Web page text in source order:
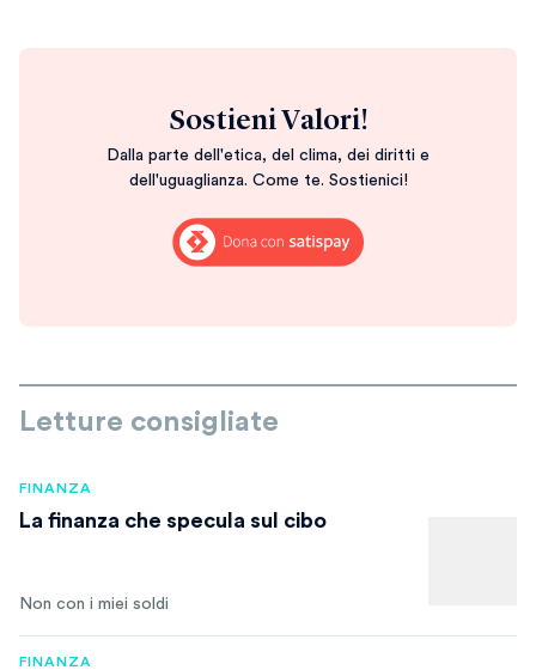
Sostieni Valori!
Dalla parte dell'etica, del clima, dei diritti e
dell'uguaglianza. Come te. Sostienici!
Letture consigliate
FINANZA
La finanza che specula sul cibo
Non con i miei soldi
FINANZA